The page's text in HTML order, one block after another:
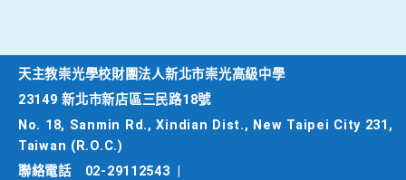
天主教崇光學校財團法人新北市崇光高級中學
23149 新北市新店區三民路18號
No. 18, Sanmin Rd., Xindian Dist., New Taipei City 231,
Taiwan (R.O.C.)
聯絡電話
02-29112543